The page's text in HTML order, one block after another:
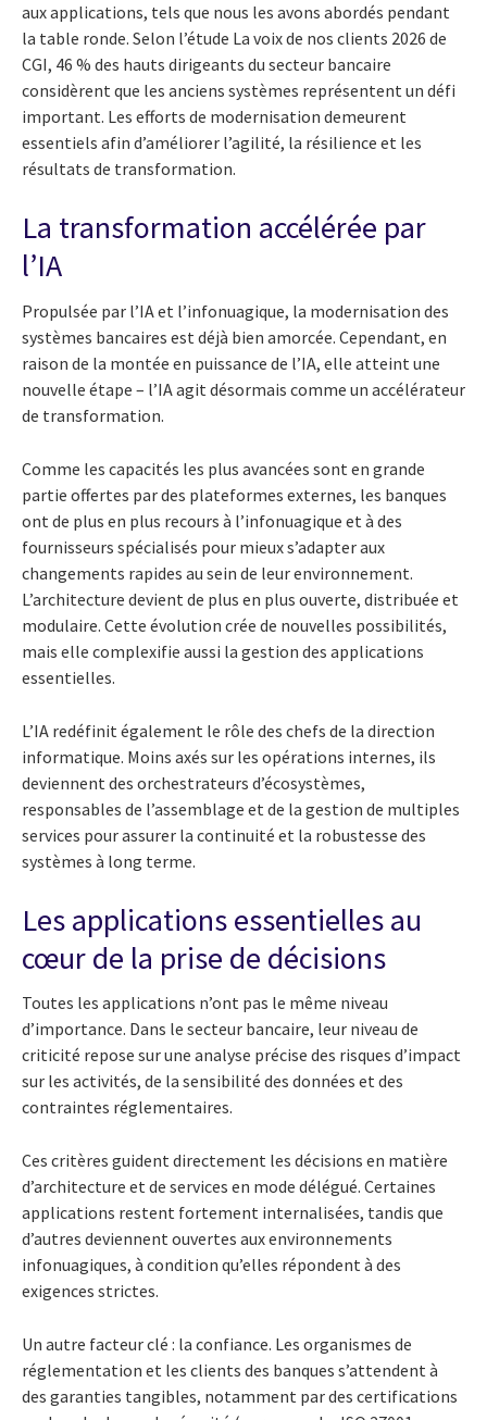
aux applications, tels que nous les avons abordés pendant
la table ronde. Selon l’étude La voix de nos clients 2026 de
CGI, 46 % des hauts dirigeants du secteur bancaire
considèrent que les anciens systèmes représentent un défi
important. Les efforts de modernisation demeurent
essentiels afin d’améliorer l’agilité, la résilience et les
résultats de transformation.
La transformation accélérée par
l’IA
Propulsée par l’IA et l’infonuagique, la modernisation des
systèmes bancaires est déjà bien amorcée. Cependant, en
raison de la montée en puissance de l’IA, elle atteint une
nouvelle étape – l’IA agit désormais comme un accélérateur
de transformation.
Comme les capacités les plus avancées sont en grande
partie offertes par des plateformes externes, les banques
ont de plus en plus recours à l’infonuagique et à des
fournisseurs spécialisés pour mieux s’adapter aux
changements rapides au sein de leur environnement.
L’architecture devient de plus en plus ouverte, distribuée et
modulaire. Cette évolution crée de nouvelles possibilités,
mais elle complexifie aussi la gestion des applications
essentielles.
L’IA redéfinit également le rôle des chefs de la direction
informatique. Moins axés sur les opérations internes, ils
deviennent des orchestrateurs d’écosystèmes,
responsables de l’assemblage et de la gestion de multiples
services pour assurer la continuité et la robustesse des
systèmes à long terme.
Les applications essentielles au
cœur de la prise de décisions
Toutes les applications n’ont pas le même niveau
d’importance. Dans le secteur bancaire, leur niveau de
criticité repose sur une analyse précise des risques d’impact
sur les activités, de la sensibilité des données et des
contraintes réglementaires.
Ces critères guident directement les décisions en matière
d’architecture et de services en mode délégué. Certaines
applications restent fortement internalisées, tandis que
d’autres deviennent ouvertes aux environnements
infonuagiques, à condition qu’elles répondent à des
exigences strictes.
Un autre facteur clé : la confiance. Les organismes de
réglementation et les clients des banques s’attendent à
des garanties tangibles, notamment par des certifications